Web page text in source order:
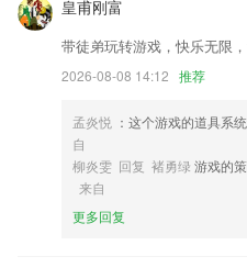
学更便捷，更高效。
2.如果你羡慕NBA球星精准的投篮
BA球星亲身篮球教学；
3.解析全：最全的化学作业，覆盖
4.拍照搜题
5.提供中级经济师考试视频课程
6.·检查进度：有的放矢，了解对应
皇甫刚富
带徒弟玩转游戏，快乐无限
2026-08-08 14:12 推荐
孟炎悦 ：这个游戏的道具系
自
柳炎雯 回复 褚勇绿 游戏的
来自
更多回复